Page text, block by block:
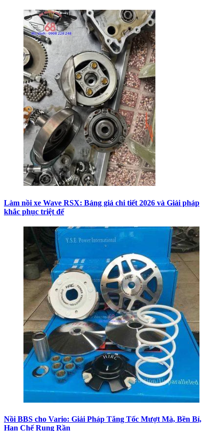
Làm nồi xe Wave RSX: Bảng giá chi tiết 2026 và Giải pháp
khắc phục triệt để
Nồi BBS cho Vario: Giải Pháp Tăng Tốc Mượt Mà, Bền Bỉ,
Hạn Chế Rung Rần